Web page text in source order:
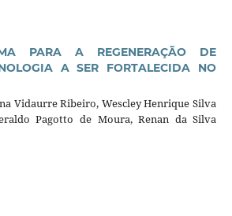
PARA A REGENERAÇÃO DE
A SER FORTALECIDA NO
Vidaurre Ribeiro, Wescley Henrique Silva
Pagotto de Moura, Renan da Silva